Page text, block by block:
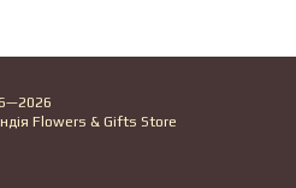
Flowers & Gifts Store